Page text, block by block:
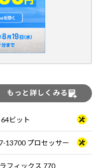
もっと詳しくみる
ビット
13700 プロセッサー
フィックス 770